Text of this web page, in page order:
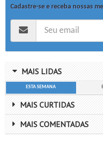
Cadastre-se e receba nossas
MAIS LIDAS
ESTA SEMANA
MAIS CURTIDAS
MAIS COMENTADAS